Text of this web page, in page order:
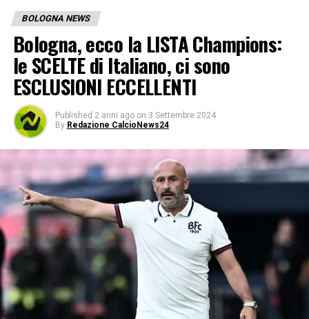
BOLOGNA NEWS
Bologna, ecco la LISTA Champions:
le SCELTE di Italiano, ci sono
ESCLUSIONI ECCELLENTI
Published 2 anni ago on 3 Settembre 2024
By Redazione CalcioNews24